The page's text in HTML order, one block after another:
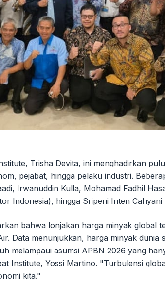
Trisha Devita, ini menghadirkan
pejabat, hingga pelaku industri.
Irwanuddin Kulla, Mohamad Fadhil
Indonesia), hingga Sripeni Inten
bahwa lonjakan harga minyak global
Data menunjukkan, harga minyak dunia
melampaui asumsi APBN 2026 yang
Institute, Yossi Martino. "Turbulensi
kita."